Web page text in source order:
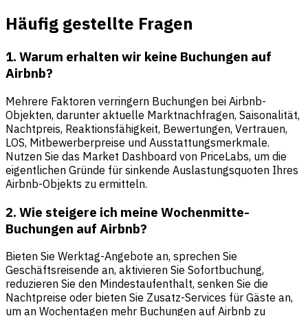
Häufig gestellte Fragen
1. Warum erhalten wir keine Buchungen auf
Airbnb?
Mehrere Faktoren verringern Buchungen bei Airbnb-
Objekten, darunter aktuelle Marktnachfragen, Saisonalität,
Nachtpreis, Reaktionsfähigkeit, Bewertungen, Vertrauen,
LOS, Mitbewerberpreise und Ausstattungsmerkmale.
Nutzen Sie das Market Dashboard von PriceLabs, um die
eigentlichen Gründe für sinkende Auslastungsquoten Ihres
Airbnb-Objekts zu ermitteln.
2. Wie steigere ich meine Wochenmitte-
Buchungen auf Airbnb?
Bieten Sie Werktag-Angebote an, sprechen Sie
Geschäftsreisende an, aktivieren Sie Sofortbuchung,
reduzieren Sie den Mindestaufenthalt, senken Sie die
Nachtpreise oder bieten Sie Zusatz-Services für Gäste an,
um an Wochentagen mehr Buchungen auf Airbnb zu